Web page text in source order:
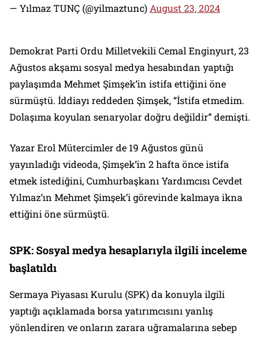
— Yılmaz TUNÇ (@yilmaztunc)August 23, 2024
Demokrat Parti Ordu Milletvekili Cemal Enginyurt, 23
Ağustos akşamı sosyal medya hesabından yaptığı
paylaşımda Mehmet Şimşek’in istifa ettiğini öne
sürmüştü. İddiayı reddeden Şimşek, “İstifa etmedim.
Dolaşıma koyulan senaryolar doğru değildir” demişti.
Yazar Erol Mütercimler de 19 Ağustos günü
yayınladığı videoda, Şimşek’in 2 hafta önce istifa
etmek istediğini, Cumhurbaşkanı Yardımcısı Cevdet
Yılmaz’ın Mehmet Şimşek’i görevinde kalmaya ikna
ettiğini öne sürmüştü.
SPK: Sosyal medya hesaplarıyla ilgili inceleme
başlatıldı
Sermaya Piyasası Kurulu (SPK) da konuyla ilgili
yaptığı açıklamada borsa yatırımcısını yanlış
yönlendiren ve onların zarara uğramalarına sebep